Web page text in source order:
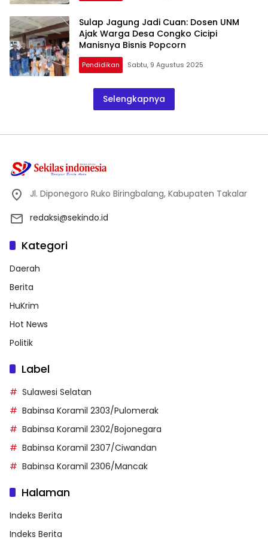
Sulap Jagung Jadi Cuan: Dosen UNM
Ajak Warga Desa Congko Cicipi
Manisnya Bisnis Popcorn
Pendidikan Sabtu, 9 Agustus 2025
Selengkapnya
Jl. Diponegoro Ruko Biringbalang, Kabupaten Takalar
redaksi@sekindo.id
Kategori
Daerah
Berita
HuKrim
Hot News
Politik
Label
Sulawesi Selatan
Babinsa Koramil 2303/Pulomerak
Babinsa Koramil 2302/Bojonegara
Babinsa Koramil 2307/Ciwandan
Babinsa Koramil 2306/Mancak
Halaman
Indeks Berita
Indeks Berita